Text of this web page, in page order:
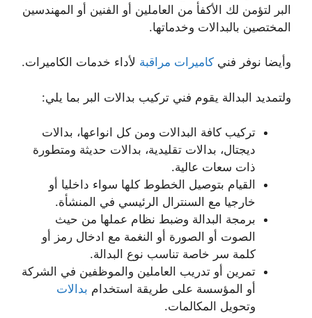
البر لتؤمن لك الأكفأ من العاملين أو الفنين أو المهندسين
المختصين بالبدالات وخدماتها.
وأيضا نوفر فني كاميرات مراقبة لأداء خدمات الكاميرات.
ولتمديد البدالة يقوم فني تركيب بدالات البر بما يلي:
تركيب كافة البدالات ومن كل انواعها، بدالات
ديجتال، بدالات تقليدية، بدالات حديثة ومتطورة
ذات سعات عالية.
القيام بتوصيل الخطوط كلها سواء داخليا أو
خارجيا مع السنترال الرئيسي في المنشأة.
برمجة البدالة وضبط نظام عملها من حيث
الصوت أو الصورة أو النغمة مع ادخال رمز أو
كلمة سر خاصة تناسب نوع البدالة.
تمرين أو تدريب العاملين والموظفين في الشركة
أو المؤسسة على طريقة استخدام بدالات
وتحويل المكالمات.